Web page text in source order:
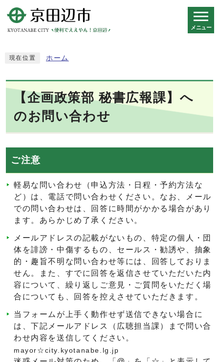
メニュー
現在位置 ホーム
【企画政策部 秘書広報課】へ
のお問い合わせ
ご注意
軽易な問い合わせ（申込方法・日程・予約方法な
ど）は、電話で問い合わせください。なお、メール
での問い合わせは、回答に時間がかかる場合があり
ます。あらかじめ了承ください。
メールアドレスの記載がないもの、特定の個人・団
体を誹謗・中傷するもの、セールス・勧誘や、抽象
的・趣旨不明な問い合わせ等には、回答しておりま
せん。また、すでに回答を返信させていただいた内
容について、繰り返しご意見・ご質問をいただく場
合についても、回答を控えさせていただきます。
当フォームが上手く動作せず送信できない場合に
は、下記メールアドレス（広聴担当課）まで問い合
わせ内容を送信してください。
mayor☆city.kyotanabe.lg.jp